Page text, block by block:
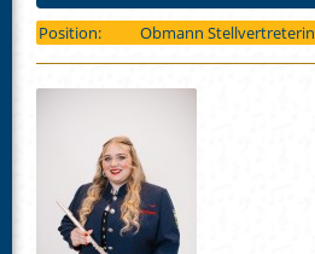
Position: Obmann Stellvertreterin